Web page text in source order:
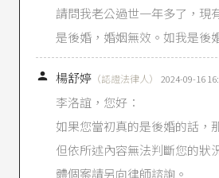
請問我老公過世一年多了，現
是後婚，婚姻無效。如我是後
 楊舒婷 （認證法律人） 2024-09-16
李洛誼，您好：
如果您當初真的是後婚的話，
但依所述內容無法判斷您的狀
體個案請另向律師諮詢。